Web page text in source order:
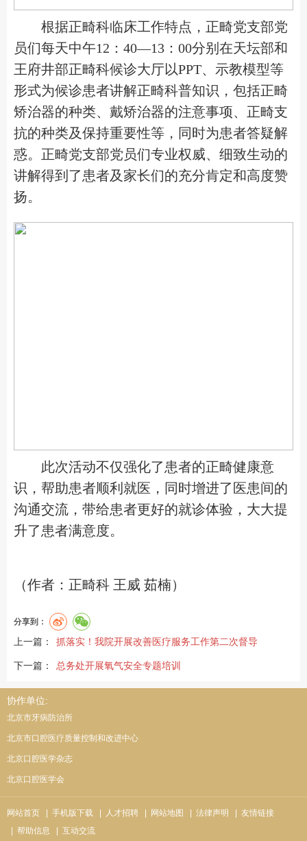
根据正畸科临床工作特点，正畸党支部党
员们每天中午12：40—13：00分别在天坛部和
王府井部正畸科候诊大厅以PPT、示教模型等
形式为候诊患者讲解正畸科普知识，包括正畸
矫治器的种类、戴矫治器的注意事项、正畸支
抗的种类及保持重要性等，同时为患者答疑解
惑。正畸党支部党员们专业权威、细致生动的
讲解得到 了患者及家长们的充分肯定和高度赞
扬。
此次活动不仅强化了患者的正畸健康意
识，帮助患者顺利就医，同时增进了医患间的
沟通交流，带给患者更好的就诊体验， 大大提
升了患者满意度。
（作者：正畸科 王威 茹楠）
分享到：
上一篇： 抓落实！我院开展改善医疗服务工作第二次督导
下一篇： 总务处开展氧气安全专题培训
协作单位:
北京市牙病防治所
北京市口腔医疗质量控制和改进中心
北京口腔医学杂志
北京口腔医学会
网站首页 | 手机版下载 | 人才招聘 | 网站地图 | 法律声明
| 友情链接
| 帮助信息
| 互动交流